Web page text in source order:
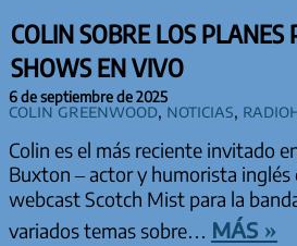
COLIN SOBRE LOS PLANES
SHOWS EN VIVO
6 de septiembre de 2025
Colin Greenwood, Noticias,
Colin es el más reciente invitado
Buxton – actor y humorista inglés
webcast Scotch Mist para la
variados temas sobre… más »